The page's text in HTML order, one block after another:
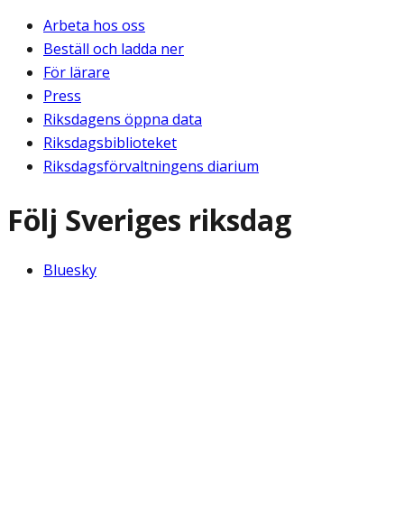
Arbeta hos oss
Beställ och ladda ner
För lärare
Press
Riksdagens öppna data
Riksdagsbiblioteket
Riksdagsförvaltningens diarium
Följ Sveriges riksdag
Bluesky